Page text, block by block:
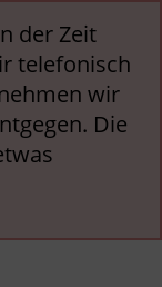
der Zeit
telefonisch
wir
Die